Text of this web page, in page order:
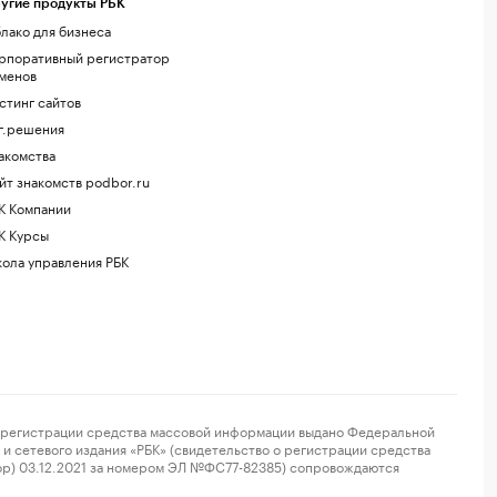
продукты РБК
для бизнеса
регистратор
сайтов
знакомств podbor.ru
Компании
Курсы
управления РБК
средства массовой информации выдано Федеральной
издания «РБК» (свидетельство о регистрации средства
03.12.2021 за номером ЭЛ №ФС77-82385) сопровождаются